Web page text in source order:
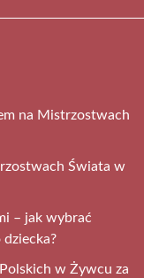
na Mistrzostwach
Świata w
– jak wybrać
w Żywcu za